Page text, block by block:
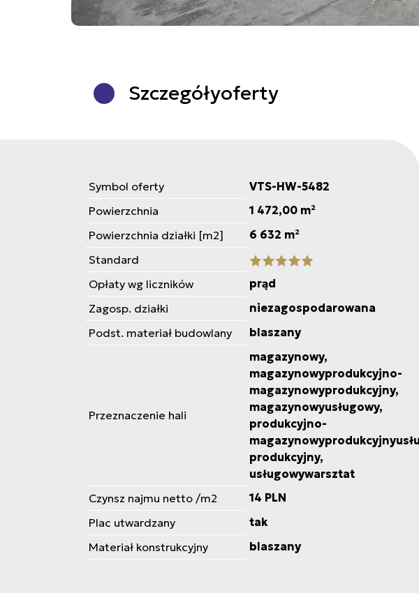
Szczegółyoferty
Symbol oferty
VTS-HW-5482
Powierzchnia
1 472,00 m²
Powierzchnia działki [m2]
6 632 m²
Standard
Opłaty wg liczników
prąd
Zagosp. działki
niezagospodarowana
Podst. materiał budowlany
blaszany
Przeznaczenie hali
magazynowy,
magazynowyprodukcyjno-
magazynowyprodukcyjny,
magazynowyusługowy,
produkcyjno-
produkcyjny,
usługowywarsztat
Czynsz najmu netto /m2
14 PLN
Plac utwardzany
tak
Materiał konstrukcyjny
blaszany